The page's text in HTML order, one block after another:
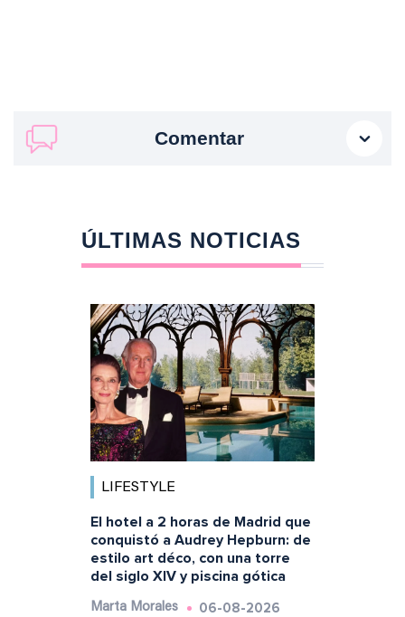
Comentar
ÚLTIMAS NOTICIAS
LIFESTYLE
El hotel a 2 horas de Madrid que
conquistó a Audrey Hepburn: de
estilo art déco, con una torre
del siglo XIV y piscina gótica
Marta Morales 06-08-2026